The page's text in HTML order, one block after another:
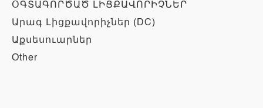
ՕԳՏԱԳՈՐԾԱԾ ԼԻՑՔԱՎՈՐԻՉՆԵՐ
Արագ Լիցքավորիչներ (DC)
Աքսեսուարներ
Other